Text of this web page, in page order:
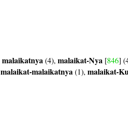
malaikatnya(4), malaikat-Nya [846]
malaikat-malaikatnya(1), malaikat-